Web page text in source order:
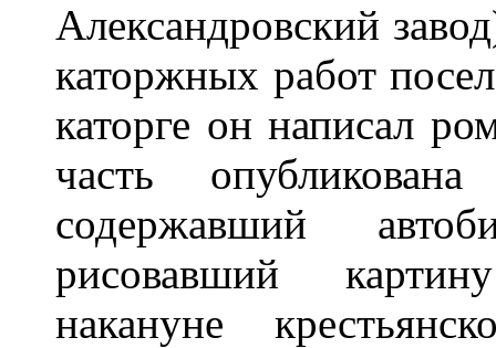
Александровский
каторжных работ
каторге он написал
часть
содержавший
рисовавший
накануне